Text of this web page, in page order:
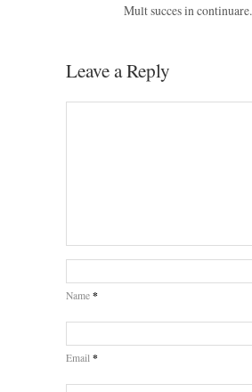
Mult succes in continuare.
Leave a Reply
Name *
Email *